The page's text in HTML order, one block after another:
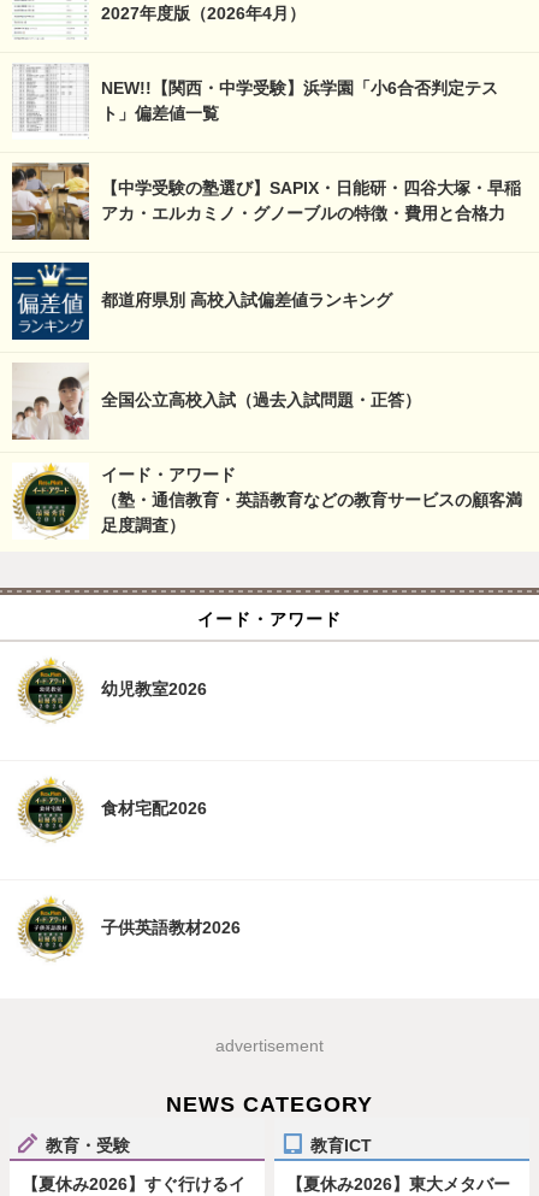
2027年度版（2026年4月）
NEW!!【関西・中学受験】浜学園「小6合否判定テス
ト」偏差値一覧
【中学受験の塾選び】SAPIX・日能研・四谷大塚・早稲
アカ・エルカミノ・グノーブルの特徴・費用と合格力
都道府県別 高校入試偏差値ランキング
全国公立高校入試（過去入試問題・正答）
イード・アワード
（塾・通信教育・英語教育などの教育サービスの顧客満
足度調査）
イード・アワード
幼児教室2026
食材宅配2026
子供英語教材2026
advertisement
NEWS CATEGORY
教育・受験
【夏休み2026】すぐ行けるイ
教育ICT
【夏休み2026】東大メタバー